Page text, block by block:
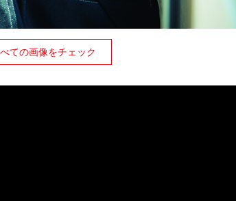
ての画像をチェック